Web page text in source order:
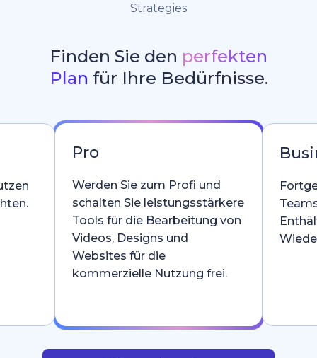
Strategies
Finden Sie den perfekten
Plan für Ihre Bedürfnisse.
Pro
Werden Sie zum Profi und
schalten Sie leistungsstärkere
Tools für die Bearbeitung von
Videos, Designs und
Websites für die
kommerzielle Nutzung frei.